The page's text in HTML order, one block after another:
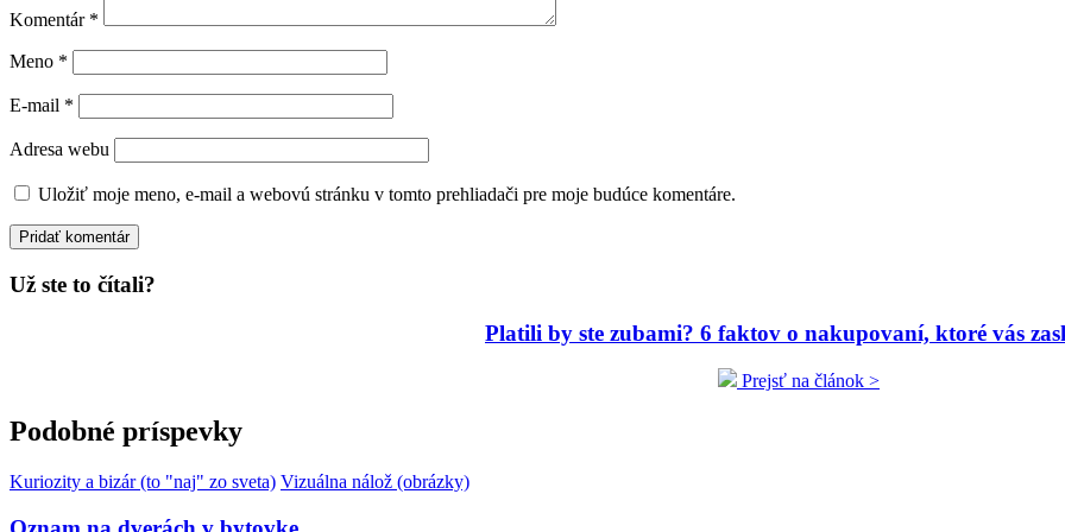
Komentár *
Meno *
E-mail *
Adresa webu
Uložiť moje meno, e-mail a webovú stránku v tomto prehliadači pre moje budúce komentáre.
Už ste to čítali?
Platili by ste zubami? 6 faktov o nakupovaní, ktoré vás
Prejsť na článok >
Podobné príspevky
Kuriozity a bizár (to "naj" zo sveta) Vizuálna nálož (obrázky)